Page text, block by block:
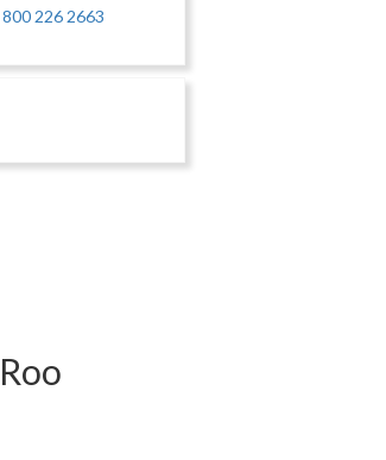
226 2663